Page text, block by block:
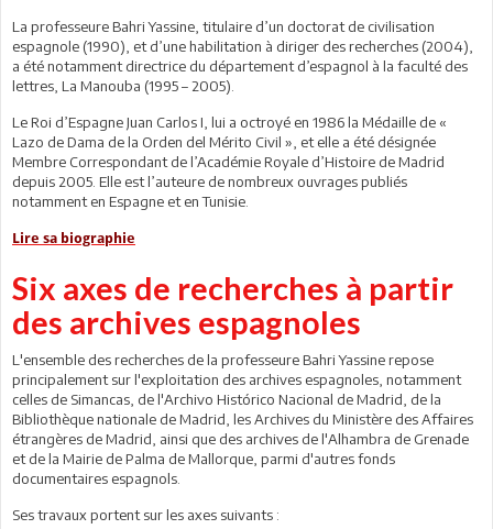
La professeure Bahri Yassine, titulaire d’un doctorat de civilisation
espagnole (1990), et d’une habilitation à diriger des recherches (2004),
a été notamment directrice du département d’espagnol à la faculté des
lettres, La Manouba (1995 – 2005).
Le Roi d’Espagne Juan Carlos I, lui a octroyé en 1986 la Médaille de «
Lazo de Dama de la Orden del Mérito Civil », et elle a été désignée
Membre Correspondant de l’Académie Royale d’Histoire de Madrid
depuis 2005. Elle est l’auteure de nombreux ouvrages publiés
notamment en Espagne et en Tunisie.
Lire sa biographie
Six axes de recherches à partir
des archives espagnoles
L'ensemble des recherches de la professeure Bahri Yassine repose
principalement sur l'exploitation des archives espagnoles, notamment
celles de Simancas, de l'Archivo Histórico Nacional de Madrid, de la
Bibliothèque nationale de Madrid, les Archives du Ministère des Affaires
étrangères de Madrid, ainsi que des archives de l'Alhambra de Grenade
et de la Mairie de Palma de Mallorque, parmi d'autres fonds
documentaires espagnols.
Ses travaux portent sur les axes suivants :